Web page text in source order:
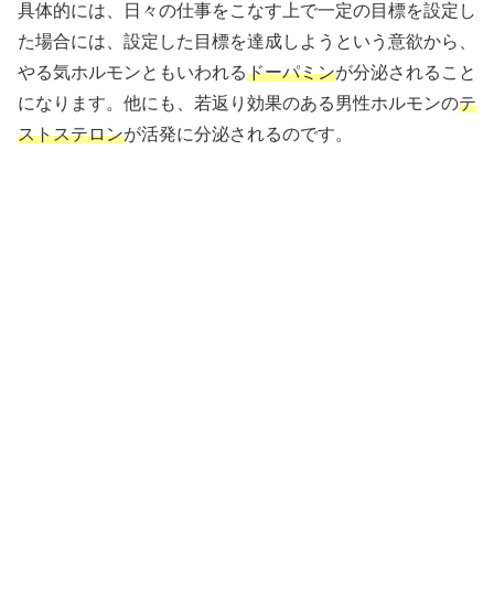
具体的には、日々の仕事をこなす上で一定の目標を設定し
た場合には、設定した目標を達成しようという意欲から、
やる気ホルモンともいわれるドーパミンが分泌されること
になります。他にも、若返り効果のある男性ホルモンのテ
ストステロンが活発に分泌されるのです。